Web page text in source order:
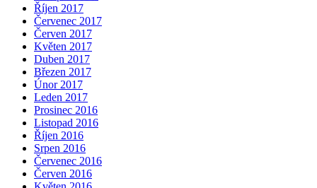
Říjen 2017
Červenec 2017
Červen 2017
Květen 2017
Duben 2017
Březen 2017
Únor 2017
Leden 2017
Prosinec 2016
Listopad 2016
Říjen 2016
Srpen 2016
Červenec 2016
Červen 2016